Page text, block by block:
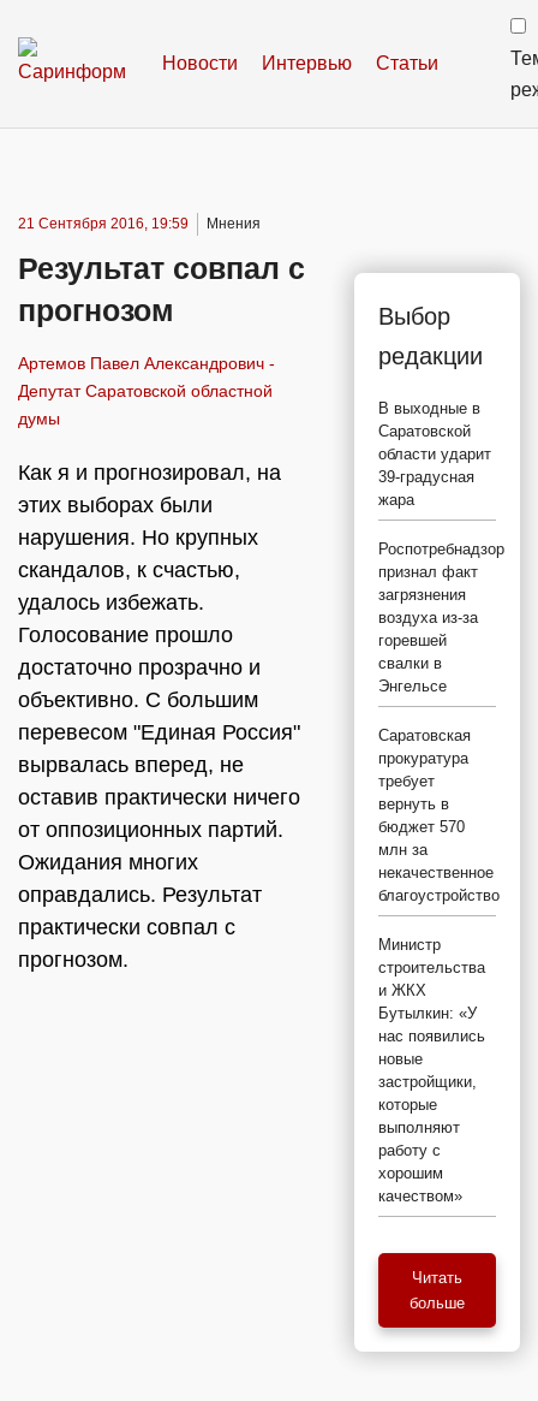
Новости Интервью Статьи
21 Сентября 2016, 19:59 Мнения
Результат совпал с
прогнозом
Артемов Павел Александрович -
Депутат Саратовской областной
думы
Как я и прогнозировал, на
этих выборах были
нарушения. Но крупных
скандалов, к счастью,
удалось избежать.
Голосование прошло
достаточно прозрачно и
объективно. С большим
перевесом "Единая Россия"
вырвалась вперед, не
оставив практически ничего
от оппозиционных партий.
Ожидания многих
оправдались. Результат
практически совпал с
прогнозом.
Выбор
редакции
В выходные в
Саратовской
области ударит
39-градусная
жара
Роспотребнадзор
признал факт
загрязнения
воздуха из-за
горевшей
свалки в
Энгельсе
Саратовская
прокуратура
требует
вернуть в
бюджет 570
млн за
некачественное
благоустройство
Министр
строительства
и ЖКХ
Бутылкин: «У
нас появились
новые
застройщики,
которые
выполняют
работу с
хорошим
качеством»
Читать
больше